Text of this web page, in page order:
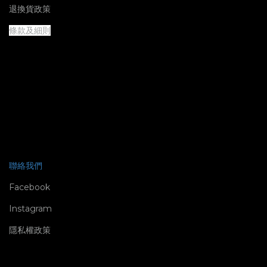
退換貨政策
條款及細則
聯絡我們
Facebook
Instagram
隱私權政策